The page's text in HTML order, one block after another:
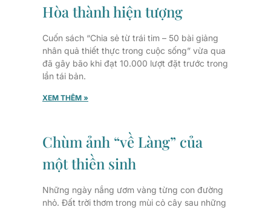
Hòa thành hiện tượng
Cuốn sách “Chia sẻ từ trái tim – 50 bài giảng
nhân quả thiết thực trong cuộc sống” vừa qua
đã gây bão khi đạt 10.000 lượt đặt trước trong
lần tái bản.
XEM THÊM »
Chùm ảnh “về Làng” của
một thiền sinh
Những ngày nắng ươm vàng từng con đường
nhỏ. Đất trời thơm trong mùi cỏ cây sau những